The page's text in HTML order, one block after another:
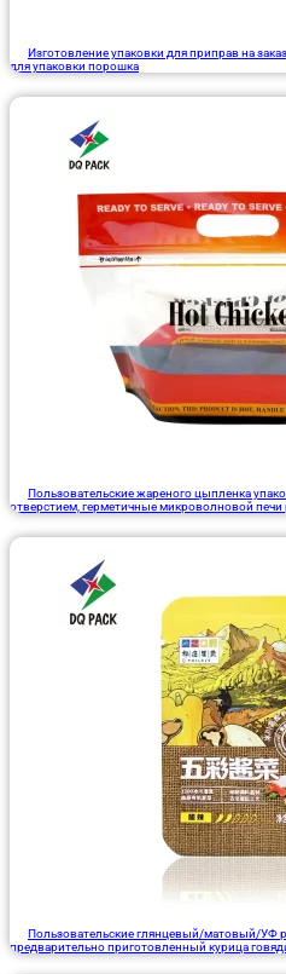
Изготовление упаковки для приправ на
для упаковки порошка
Пользовательские жареного цыпленка
отверстием, герметичные микроволновой
Пользовательские глянцевый/матовый/УФ
предварительно приготовленный курица